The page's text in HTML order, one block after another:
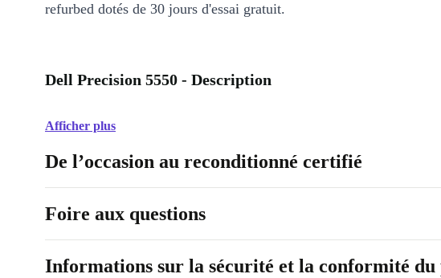
refurbed dotés de 30 jours d'essai gratuit.
Dell Precision 5550 - Description
Afficher plus
De l’occasion au reconditionné certifié
Foire aux questions
Informations sur la sécurité et la conformité